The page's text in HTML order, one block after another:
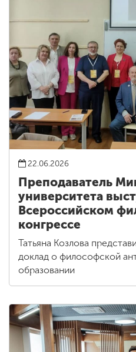
22.06.2026
Преподаватель
университета
Всероссийском
конгрессе
Татьяна Козлова
доклад о философской
образовании